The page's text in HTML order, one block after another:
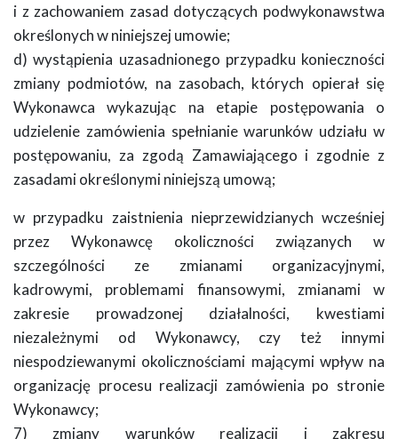
i z zachowaniem zasad dotyczących podwykonawstwa
określonych w niniejszej umowie;
d) wystąpienia uzasadnionego przypadku konieczności
zmiany podmiotów, na zasobach, których opierał się
Wykonawca wykazując na etapie postępowania o
udzielenie zamówienia spełnianie warunków udziału w
postępowaniu, za zgodą Zamawiającego i zgodnie z
zasadami określonymi niniejszą umową;
w przypadku zaistnienia nieprzewidzianych wcześniej
przez Wykonawcę okoliczności związanych w
szczególności ze zmianami organizacyjnymi,
kadrowymi, problemami finansowymi, zmianami w
zakresie prowadzonej działalności, kwestiami
niezależnymi od Wykonawcy, czy też innymi
niespodziewanymi okolicznościami mającymi wpływ na
organizację procesu realizacji zamówienia po stronie
Wykonawcy;
7) zmiany warunków realizacji i zakresu